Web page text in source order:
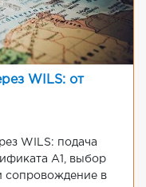
WILS: от
WILS: подача
A1, выбор
сопровождение в